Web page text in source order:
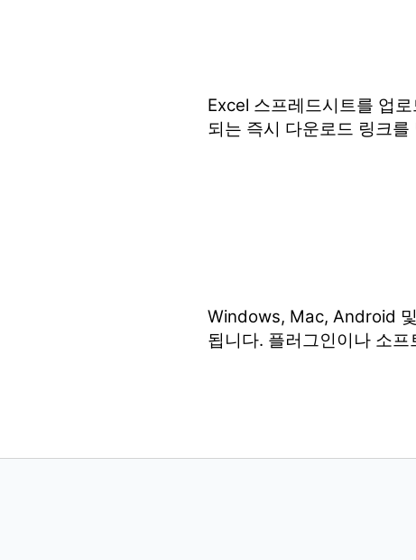
Excel 스프레드시트를 업
되는 즉시 다운로드 링크를
Windows, Mac, Android
됩니다. 플러그인이나 소